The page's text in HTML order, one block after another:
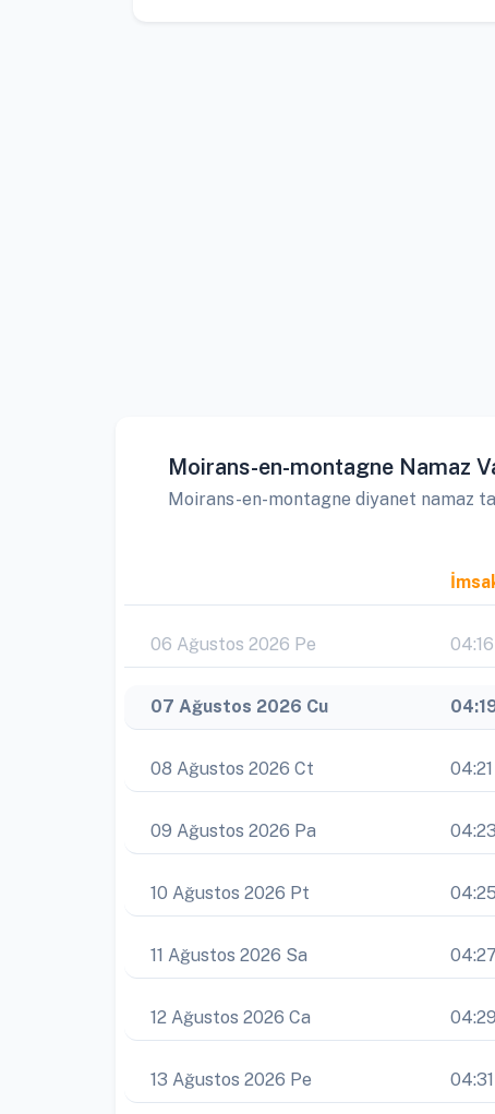
Moirans-en-montagne Namaz
Moirans-en-montagne diyanet namaz
06 Ağustos 2026 Pe 04:16
07 Ağustos 2026 Cu
08 Ağustos 2026 Ct 04:21
09 Ağustos 2026 Pa 04:23
10 Ağustos 2026 Pt 04:25
11 Ağustos 2026 Sa 04:27
12 Ağustos 2026 Ca 04:29
13 Ağustos 2026 Pe 04:31